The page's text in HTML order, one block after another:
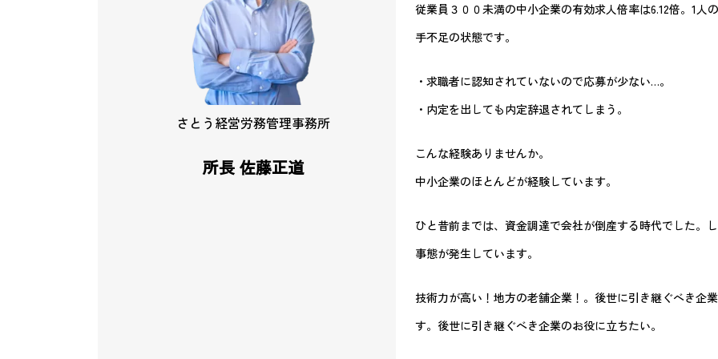
さとう経営労務管理事務所
所長 佐藤正道
従業員３００未満の中小企業の有効求人倍率は6.12倍。1人
手不足の状態です。
・求職者に認知されていないので応募が少ない…。
・内定を出しても内定辞退されてしまう。
こんな経験ありませんか。
中小企業のほとんどが経験しています。
ひと昔前までは、資金調達で会社が倒産する時代でした。
事態が発生しています。
技術力が高い！地方の老舗企業！。後世に引き継ぐべき企
す。後世に引き継ぐべき企業のお役に立ちたい。